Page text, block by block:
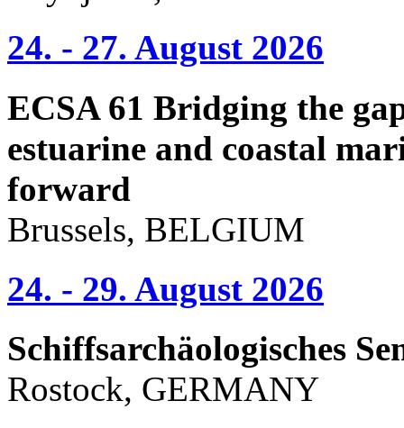
24. - 27. August 2026
ECSA 61 Bridging the
estuarine and coastal
forward
Brussels, BELGIUM
24. - 29. August 2026
Schiffsarchäologisches
Rostock, GERMANY